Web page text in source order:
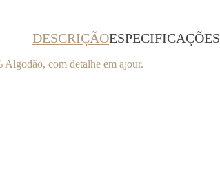
DESCRIÇÃOESPECIFICAÇÕES
com detalhe em ajour.